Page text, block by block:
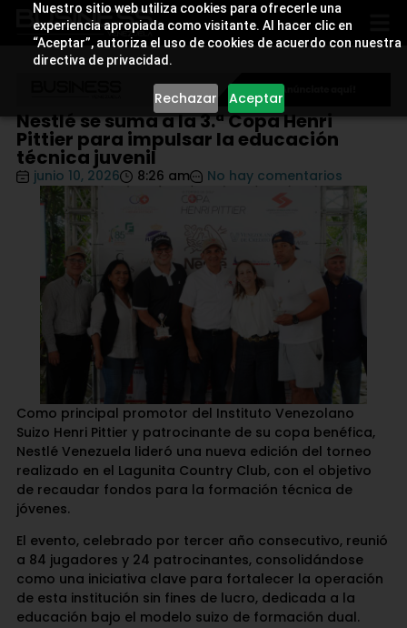
Nuestro sitio web utiliza cookies para ofrecerle una
experiencia apropiada como visitante. Al hacer clic en
“Aceptar”, autoriza el uso de cookies de acuerdo con nuestra
directiva de privacidad.
Rechazar Aceptar
Nestlé se suma a la 3.ª Copa Henri
Pittier para impulsar la educación
técnica juvenil
junio 10, 2026 8:26 am No hay comentarios
Como principal promotor del Instituto Venezolano
Suizo Henri Pittier y patrocinante de su copa benéfica,
Nestlé Venezuela lideró una nueva edición del torneo
realizado en el Lagunita Country Club, con el objetivo
de recaudar fondos para la formación técnica de
jóvenes.
El evento, celebrado por tercer año consecutivo, reunió
a 84 jugadores y 24 patrocinantes, consolidándose
como una iniciativa clave para fortalecer la operación
de esta institución sin fines de lucro, dedicada a la
educación bajo el modelo suizo de formación dual.